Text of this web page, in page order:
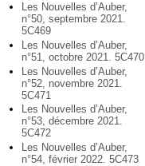
Les Nouvelles d’Auber,
n°50, septembre 2021.
5C469
Les Nouvelles d’Auber,
n°51, octobre 2021. 5C470
Les Nouvelles d’Auber,
n°52, novembre 2021.
5C471
Les Nouvelles d’Auber,
n°53, décembre 2021.
5C472
Les Nouvelles d’Auber,
n°54, février 2022. 5C473